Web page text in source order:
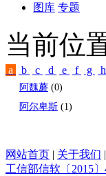
图库 专题
当前位
a b c d e f g h
阿魏蘑 (0)
阿尔卑斯 (1)
网站首页 | 关于我们 |
工信部信软〔2015